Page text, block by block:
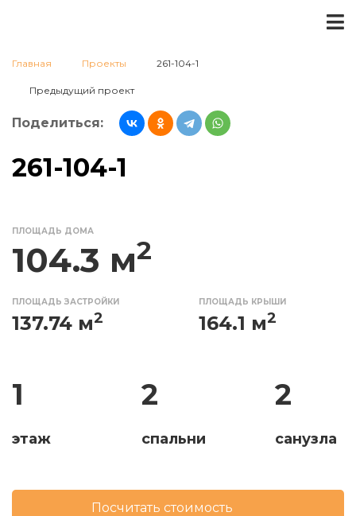
Главная Проекты 261-104-1
Предыдущий проект
Поделиться:
261-104-1
ПЛОЩАДЬ ДОМА
104.3 м2
ПЛОЩАДЬ ЗАСТРОЙКИ
137.74 м2
ПЛОЩАДЬ КРЫШИ
164.1 м2
1
этаж
2
спальни
2
санузла
Посчитать стоимость